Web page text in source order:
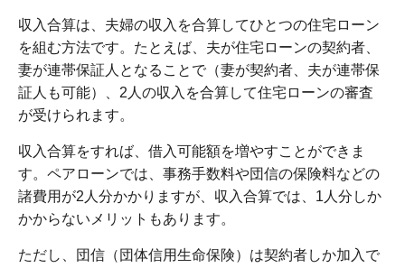
収入合算は、夫婦の収入を合算してひとつの住宅ローン
を組む方法です。たとえば、夫が住宅ローンの契約者、
妻が連帯保証人となることで（妻が契約者、夫が連帯保
証人も可能）、2人の収入を合算して住宅ローンの審査
が受けられます。
収入合算をすれば、借入可能額を増やすことができま
す。ペアローンでは、事務手数料や団信の保険料などの
諸費用が2人分かかりますが、収入合算では、1人分しか
かからないメリットもあります。
ただし、団信（団体信用生命保険）は契約者しか加入で